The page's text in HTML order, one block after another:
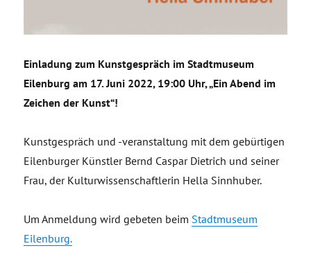
Einladung zum Kunstgespräch im Stadtmuseum
Eilenburg am 17. Juni 2022, 19:00 Uhr, „Ein Abend im
Zeichen der Kunst“!
Kunstgespräch und -veranstaltung mit dem gebürtigen
Eilenburger Künstler Bernd Caspar Dietrich und seiner
Frau, der Kulturwissenschaftlerin Hella Sinnhuber.
Um Anmeldung wird gebeten beim Stadtmuseum
Eilenburg.